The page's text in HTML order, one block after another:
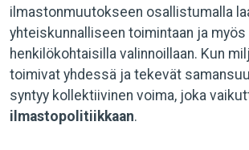
ilmastonmuutokseen osallistumalla
yhteiskunnalliseen toimintaan ja myös
henkilökohtaisilla valinnoillaan. Kun
toimivat yhdessä ja tekevät
syntyy kollektiivinen voima, joka
ilmastopolitiikkaan.